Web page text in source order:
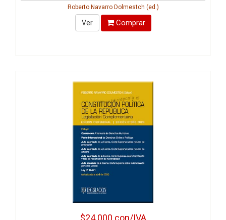
Roberto Navarro Dolmestch (ed.)
Ver Comprar
$24.000 con/IVA